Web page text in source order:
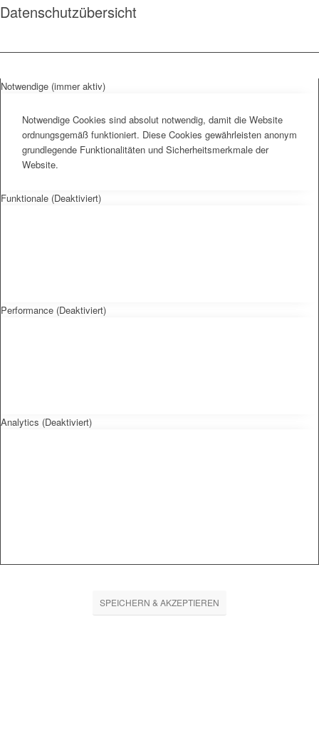
Datenschutzübersicht
Notwendige (immer aktiv)
Notwendige Cookies sind absolut notwendig, damit die Website
ordnungsgemäß funktioniert. Diese Cookies gewährleisten anonym
grundlegende Funktionalitäten und Sicherheitsmerkmale der
Website.
Funktionale (Deaktiviert)
Performance (Deaktiviert)
Analytics (Deaktiviert)
SPEICHERN & AKZEPTIEREN